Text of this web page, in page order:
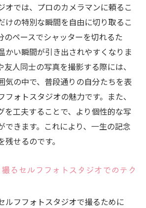
オでは、プロのカメラマンに頼るこ
けの特別な瞬間を自由に切り取るこ
のペースでシャッターを切れるた
かい瞬間が引き出されやすくなりま
人同士の写真を撮影する際には、
気の中で、普段通りの自分たちを表
ォトスタジオの魅力です。また、
を工夫することで、より個性的な写
できます。これにより、一生の記念
せるのです。
るセルフフォトスタジオでのテク
ルフフォトスタジオで撮るために